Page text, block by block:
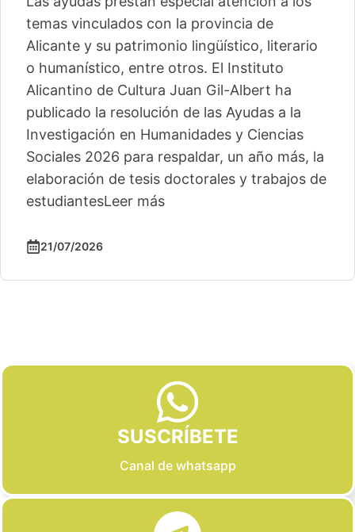
temas vinculados con la provincia de
Alicante y su patrimonio lingüístico, literario
o humanístico, entre otros. El Instituto
Alicantino de Cultura Juan Gil-Albert ha
publicado la resolución de las Ayudas a la
Investigación en Humanidades y Ciencias
Sociales 2026 para respaldar, un año más, la
elaboración de tesis doctorales y trabajos de
estudiantesLeer más
21/07/2026
SUSCRÍBETE
Canal de whatsapp